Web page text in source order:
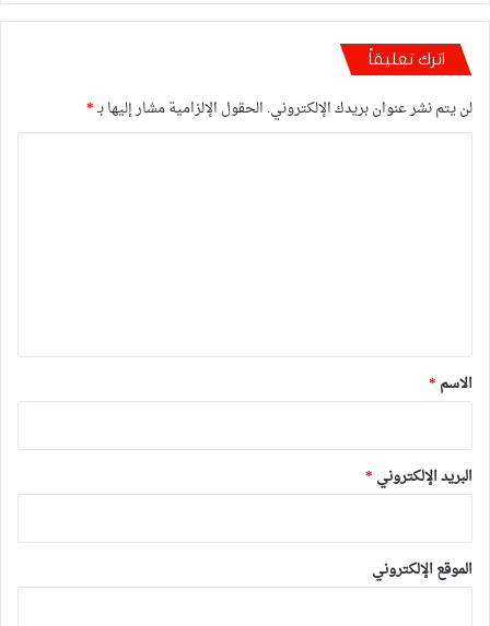
اترك تعليقاً
لن يتم نشر عنوان بريدك الإلكتروني. الحقول الإلزامية مشار إليها بـ*
*
الاسم *
البريد الإلكتروني *
الموقع الإلكتروني